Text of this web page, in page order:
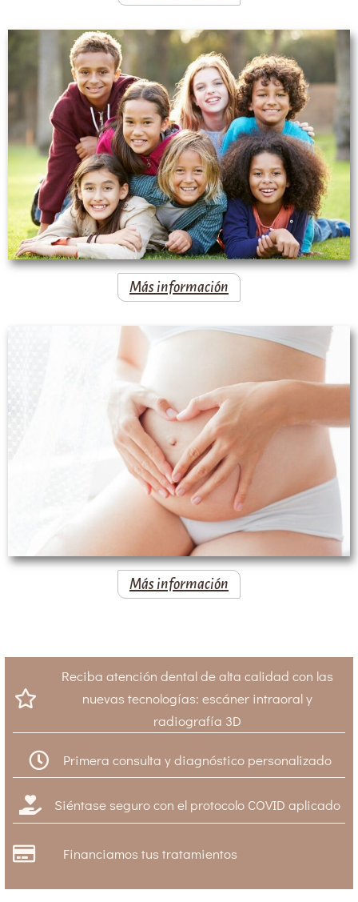
Más información
Más información
Reciba atención dental de alta calidad con las
nuevas tecnologías: escáner intraoral y
radiografía 3D
Primera consulta y diagnóstico personalizado
Siéntase seguro con el protocolo COVID aplicado
Financiamos tus tratamientos